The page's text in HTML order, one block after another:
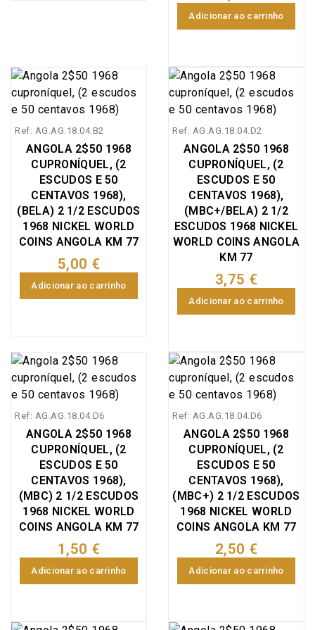
Adicionar ao carrinho
Ref: AG.AG.18.04.B2
ANGOLA 2$50 1968
CUPRONÍQUEL, (2
ESCUDOS E 50
CENTAVOS 1968),
(BELA) 2 1/2 ESCUDOS
1968 NICKEL WORLD
COINS ANGOLA KM 77
5,00 €
Adicionar ao carrinho
Ref: AG.AG.18.04.D2
ANGOLA 2$50 1968
CUPRONÍQUEL, (2
ESCUDOS E 50
CENTAVOS 1968),
(MBC+/BELA) 2 1/2
ESCUDOS 1968 NICKEL
WORLD COINS ANGOLA
KM 77
3,75 €
Adicionar ao carrinho
Ref: AG.AG.18.04.D6
ANGOLA 2$50 1968
CUPRONÍQUEL, (2
ESCUDOS E 50
CENTAVOS 1968),
(MBC) 2 1/2 ESCUDOS
1968 NICKEL WORLD
COINS ANGOLA KM 77
1,50 €
Adicionar ao carrinho
Ref: AG.AG.18.04.D6
ANGOLA 2$50 1968
CUPRONÍQUEL, (2
ESCUDOS E 50
CENTAVOS 1968),
(MBC+) 2 1/2 ESCUDOS
1968 NICKEL WORLD
COINS ANGOLA KM 77
2,50 €
Adicionar ao carrinho